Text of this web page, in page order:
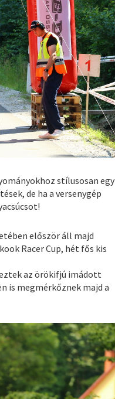
stílusosan egy
de ha a versenygép
először áll majd
Racer Cup, hét fős kis
az örökifjú imádott
is megmérkőznek majd a